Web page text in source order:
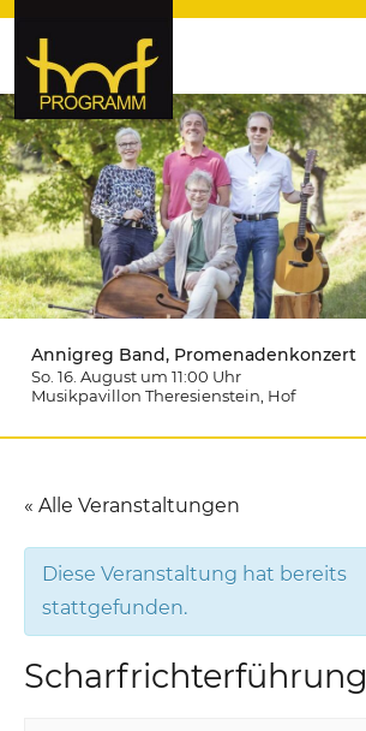
hof-programm – das
Veranstaltungsportal für
Hochfranken
Annigreg Band, Promenadenkonzert
So. 16. August um 11:00 Uhr
Musikpavillon Theresienstein , Hof
« Alle Veranstaltungen
Diese Veranstaltung hat bereits
stattgefunden.
Scharfrichterführung